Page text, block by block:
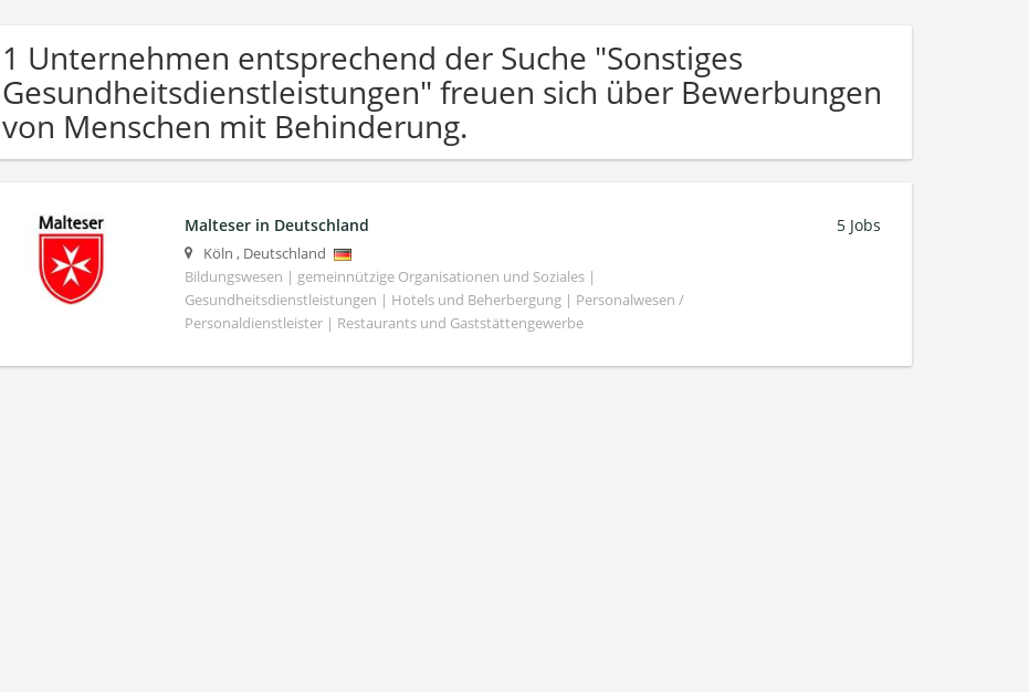
1 Unternehmen entsprechend der Suche "Sonstiges
Gesundheitsdienstleistungen" freuen sich über Bewerbungen
von Menschen mit Behinderung.
Malteser in Deutschland
Köln , Deutschland
Bildungswesen | gemeinnützige Organisationen und Soziales |
Gesundheitsdienstleistungen | Hotels und Beherbergung | Personalwesen /
Personaldienstleister | Restaurants und Gaststättengewerbe
5 Jobs